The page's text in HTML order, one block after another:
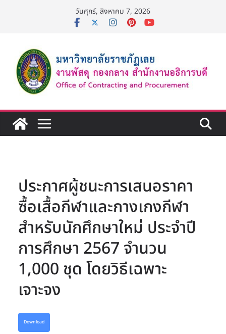
วันศุกร์, สิงหาคม 7, 2026
ประกาศผู้ชนะการเสนอราคา
ซื้อเสื้อกีฬาและกางเกงกีฬา
สำหรับนักศึกษาใหม่ ประจำปี
การศึกษา 2567 จำนวน
1,000 ชุด โดยวิธีเฉพาะ
เจาะจง
Download